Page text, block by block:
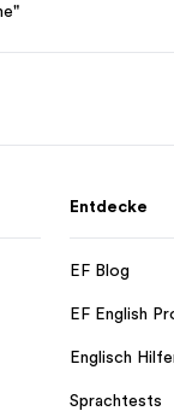
Entdecke
EF Blog
EF English
Englisch
Sprachtests